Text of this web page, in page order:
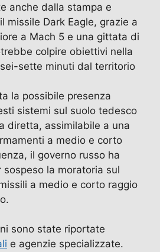
anche dalla stampa e
missile Dark Eagle, grazie a
a Mach 5 e una gittata di
colpire obiettivi nella
sette minuti dal territorio
la possibile presenza
sistemi sul suolo tedesco
diretta, assimilabile a una
a medio e corto
il governo russo ha
la moratoria sul
a medio e corto raggio
sono state riportate
e agenzie specializzate.